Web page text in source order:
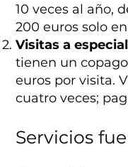
10 veces al año,
200 euros solo
Visitas a
tienen un
euros por visita.
cuatro veces;
Servicios